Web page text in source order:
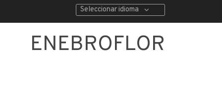
Seleccionar idioma
ENEBROFLOR